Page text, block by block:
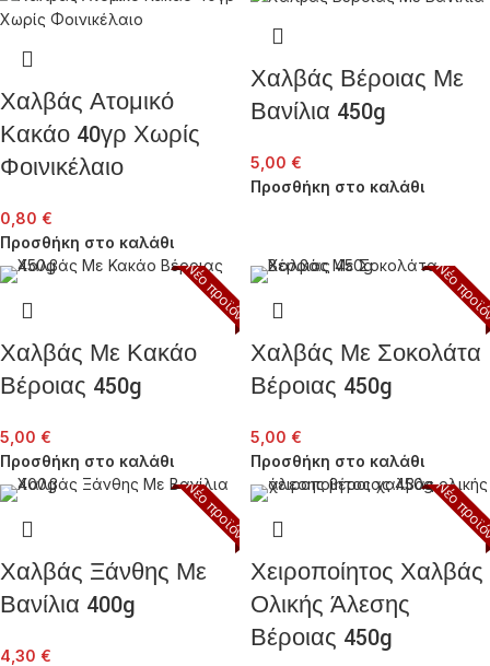
Χαλβάς Ατομικό
Κακάο 40γρ Χωρίς
Φοινικέλαιο
0,80 €
Προσθήκη στο καλάθι
Χαλβάς Βέροιας Με
Βανίλια 450g
5,00 €
Προσθήκη στο καλάθι
Νέο προϊόν
Χαλβάς Με Κακάο
Βέροιας 450g
5,00 €
Προσθήκη στο καλάθι
Νέο
Χαλβάς Με Σοκολάτα
Βέροιας 450g
5,00 €
Προσθήκη στο καλάθι
Νέο προϊόν
Χαλβάς Ξάνθης Με
Βανίλια 400g
4,30 €
Νέο
Χειροποίητος Χαλβάς
Ολικής Άλεσης
Βέροιας 450g